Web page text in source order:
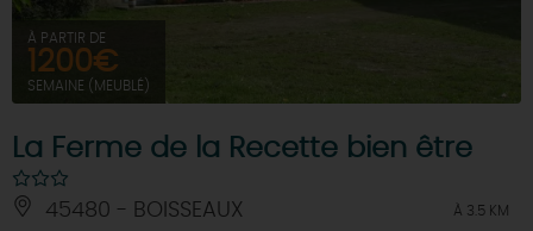
À PARTIR DE
1200€
SEMAINE (MEUBLÉ)
La Ferme de la Recette bien être
45480 - BOISSEAUX À 3.5 KM